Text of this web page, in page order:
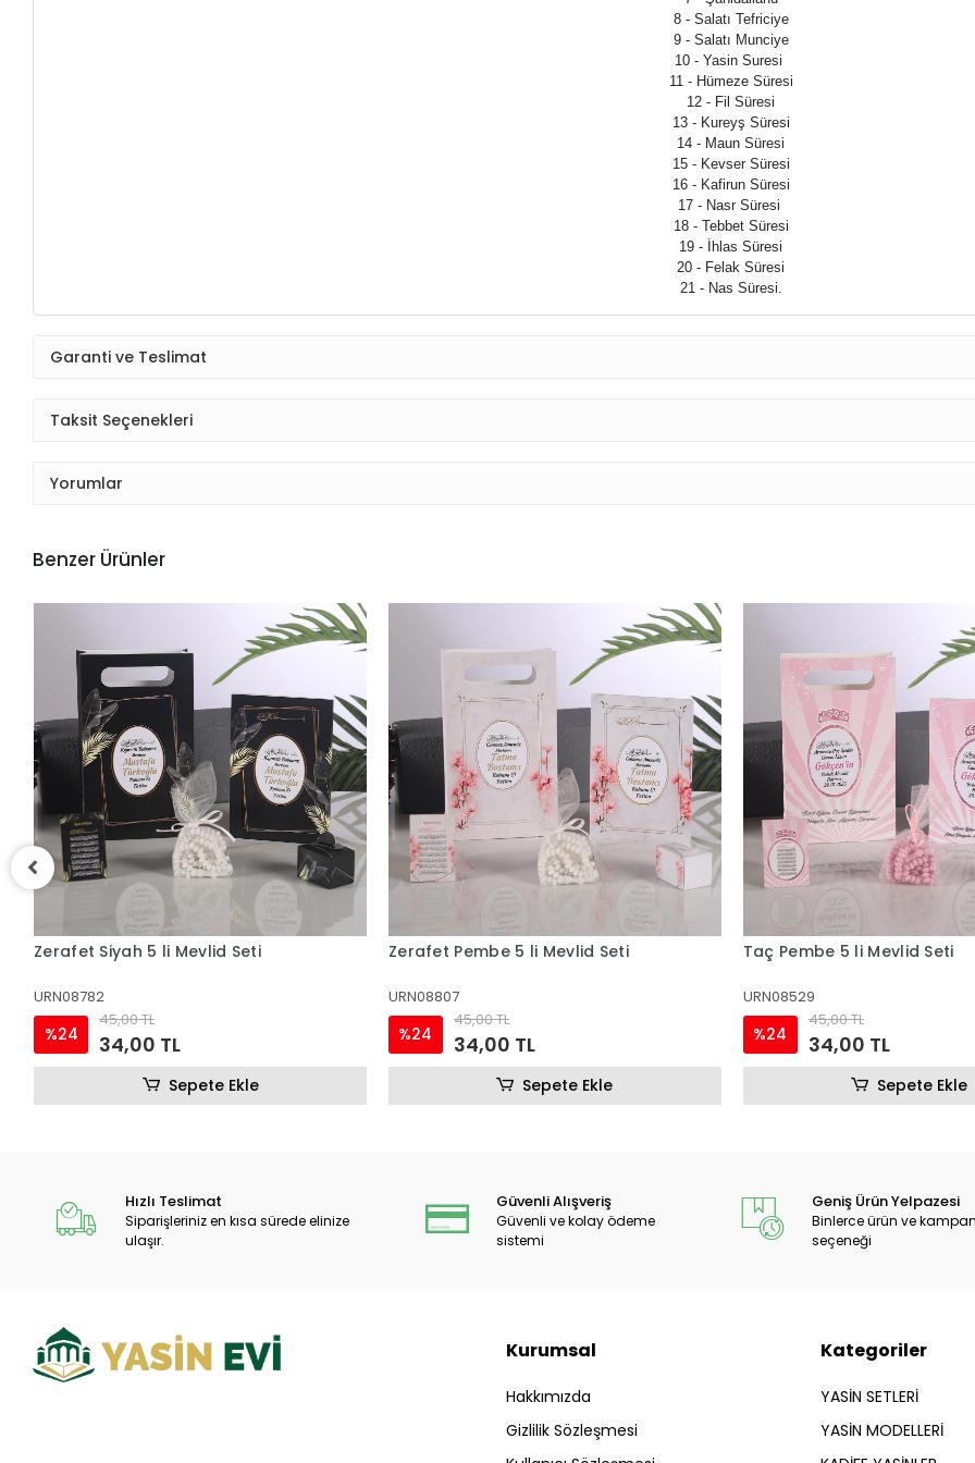
8 - Salatı Tefriciye
9 - Salatı Munciye
10 - Yasin Suresi
11 - Hümeze Süresi
12 - Fil Süresi
13 - Kureyş Süresi
14 - Maun Süresi
15 - Kevser Süresi
16 - Kafirun Süresi
17 - Nasr Süresi
18 - Tebbet Süresi
19 - İhlas Süresi
20 - Felak Süresi
21 - Nas Süresi.
Garanti ve Teslimat
Taksit Seçenekleri
Yorumlar
Benzer Ürünler
Zerafet Pembe 5 li Mevlid Seti
URN08807
%24
45,00 TL
34,00 TL
Sepete Ekle
Taç Pembe 5 li Mevlid Seti
URN08529
%24
45,00 TL
34,00 TL
Sepete Ekle
Taç Mavi 5 li Mevlid Seti
URN08530
%24
45,00 TL
34,00 TL
Sepete Ekle
Hızlı Teslimat
Siparişleriniz en kısa sürede elinize
ulaşır.
Güvenli Alışveriş
Güvenli ve kolay ödeme
sistemi
Geniş Ürün Yelpazesi
Binlerce ürün ve
seçeneği
Kurumsal
Hakkımızda
Gizlilik Sözleşmesi
Kategoriler
YASİN SETLERİ
YASİN MODELLERİ